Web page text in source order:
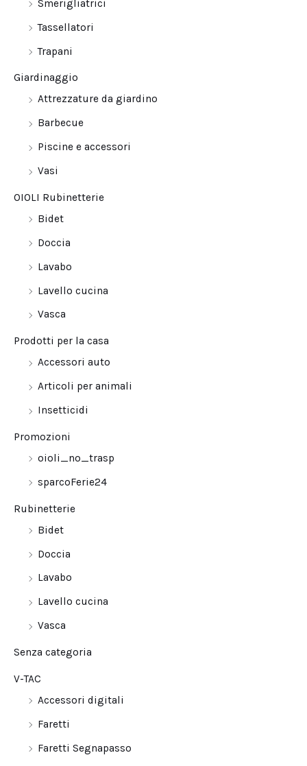
Smerigliatrici
Tassellatori
Trapani
Giardinaggio
Attrezzature da giardino
Barbecue
Piscine e accessori
Vasi
OIOLI Rubinetterie
Bidet
Doccia
Lavabo
Lavello cucina
Vasca
Prodotti per la casa
Accessori auto
Articoli per animali
Insetticidi
Promozioni
oioli_no_trasp
sparcoFerie24
Rubinetterie
Bidet
Doccia
Lavabo
Lavello cucina
Vasca
Senza categoria
V-TAC
Accessori digitali
Faretti
Faretti Segnapasso